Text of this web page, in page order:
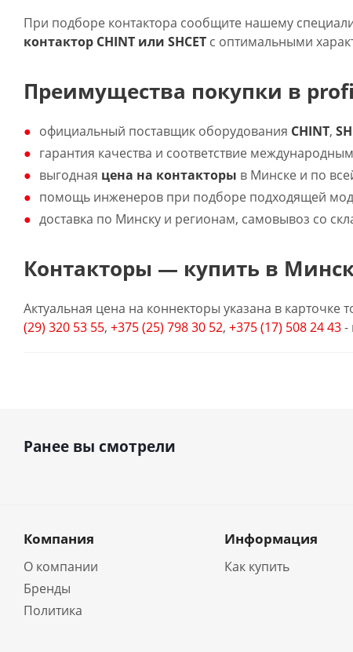
При подборе контактора сообщите нашему
контактор CHINT или SHCET с оптимальными
Преимущества покупки в
официальный поставщик оборудования CHINT,
гарантия качества и соответствие
выгодная цена на контакторы в Минске и по
помощь инженеров при подборе подходящей
доставка по Минску и регионам, самовывоз со
Контакторы — купить в
Актуальная цена на коннекторы указана в
(29) 320 53 55, +375 (25) 798 30 52, +375 (17) 508 24 43-
Ранее вы смотрели
Компания
О компании
Бренды
Политика
Информация
Как купить